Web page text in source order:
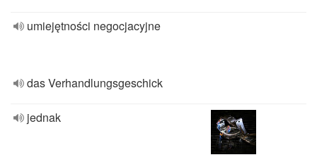
umiejętności negocjacyjne
das Verhandlungsgeschick
jednak